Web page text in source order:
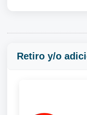
Retiro y/o